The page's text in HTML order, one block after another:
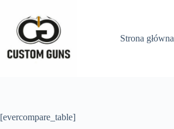
Strona główna
[evercompare_table]